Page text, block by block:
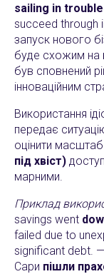
sailing in
succeed
запуск нового
буде схожим на
був сповнений
інноваційним
Використання
передає
оцінити
під хвіст)
марними.
Приклад
savings went
failed due to
significant debt.
Сари пішли